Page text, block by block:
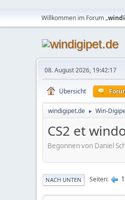
Willkommen im Forum „
08. August 2026, 19:42:17
Übersicht
windigipet.de ► Win-
CS2 et
Begonnen von Daniel
NACH UNTEN Seiten 1